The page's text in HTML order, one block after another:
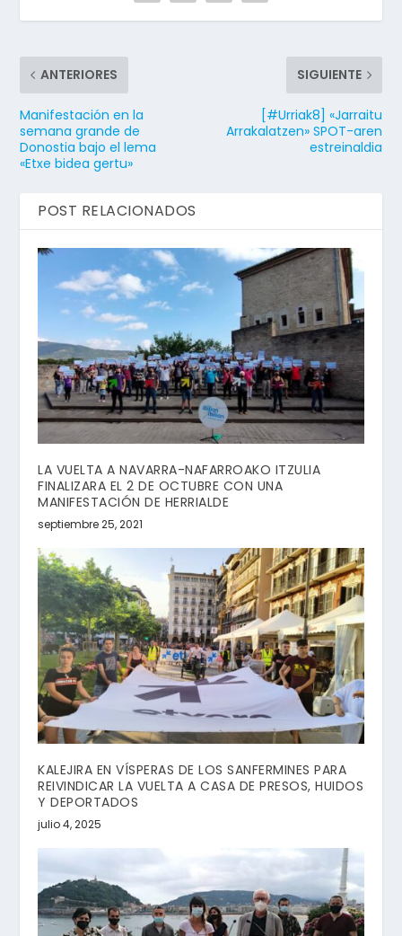
ANTERIORES
Manifestación en la
semana grande de
Donostia bajo el lema
«Etxe bidea gertu»
SIGUIENTE
[#Urriak8] «Jarraitu
Arrakalatzen» SPOT-aren
estreinaldia
POST RELACIONADOS
LA VUELTA A NAVARRA-NAFARROAKO ITZULIA
FINALIZARA EL 2 DE OCTUBRE CON UNA
MANIFESTACIÓN DE HERRIALDE
septiembre 25, 2021
KALEJIRA EN VÍSPERAS DE LOS SANFERMINES PARA
REIVINDICAR LA VUELTA A CASA DE PRESOS, HUIDOS
Y DEPORTADOS
julio 4, 2025